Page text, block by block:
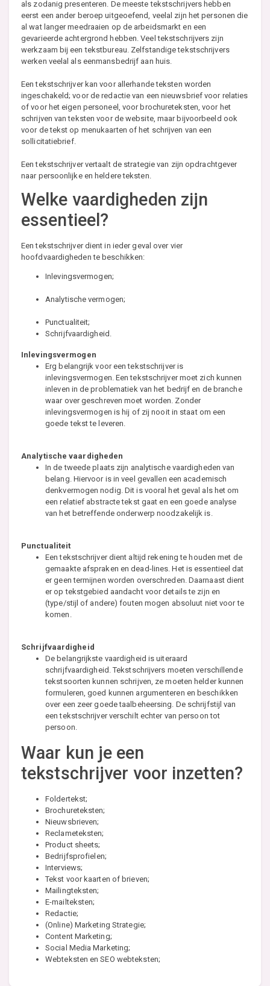
als zodanig presenteren. De meeste tekstschrijvers hebben
eerst een ander beroep uitgeoefend, veelal zijn het personen die
al wat langer meedraaien op de arbeidsmarkt en een
gevarieerde achtergrond hebben. Veel tekstschrijvers zijn
werkzaam bij een tekstbureau. Zelfstandige tekstschrijvers
werken veelal als eenmansbedrijf aan huis.
Een tekstschrijver kan voor allerhande teksten worden
ingeschakeld; voor de redactie van een nieuwsbrief voor relaties
of voor het eigen personeel, voor brochureteksten, voor het
schrijven van teksten voor de website, maar bijvoorbeeld ook
voor de tekst op menukaarten of het schrijven van een
sollicitatiebrief.
Een tekstschrijver vertaalt de strategie van zijn opdrachtgever
naar persoonlijke en heldere teksten.
Welke vaardigheden zijn
essentieel?
Een tekstschrijver dient in ieder geval over vier
hoofdvaardigheden te beschikken:
Inlevingsvermogen;
Analytische vermogen;
Punctualiteit;
Schrijfvaardigheid.
Inlevingsvermogen
Erg belangrijk voor een tekstschrijver is
inlevingsvermogen. Een tekstschrijver moet zich kunnen
inleven in de problematiek van het bedrijf en de branche
waar over geschreven moet worden. Zonder
inlevingsvermogen is hij of zij nooit in staat om een
goede tekst te leveren.
Analytische vaardigheden
In de tweede plaats zijn analytische vaardigheden van
belang. Hiervoor is in veel gevallen een academisch
denkvermogen nodig. Dit is vooral het geval als het om
een relatief abstracte tekst gaat en een goede analyse
van het betreffende onderwerp noodzakelijk is.
Punctualiteit
Een tekstschrijver dient altijd rekening te houden met de
gemaakte afspraken en dead-lines. Het is essentieel dat
er geen termijnen worden overschreden. Daarnaast dient
er op tekstgebied aandacht voor details te zijn en
(type/stijl of andere) fouten mogen absoluut niet voor te
komen.
Schrijfvaardigheid
De belangrijkste vaardigheid is uiteraard
schrijfvaardigheid. Tekstschrijvers moeten verschillende
tekstsoorten kunnen schrijven, ze moeten helder kunnen
formuleren, goed kunnen argumenteren en beschikken
over een zeer goede taalbeheersing. De schrijfstijl van
een tekstschrijver verschilt echter van persoon tot
persoon.
Waar kun je een
tekstschrijver voor inzetten?
Foldertekst;
Brochureteksten;
Nieuwsbrieven;
Reclameteksten;
Product sheets;
Bedrijfsprofielen;
Interviews;
Tekst voor kaarten of brieven;
Mailingteksten;
E-mailteksten;
Redactie;
(Online) Marketing Strategie;
Content Marketing;
Social Media Marketing;
Webteksten en SEO webteksten;